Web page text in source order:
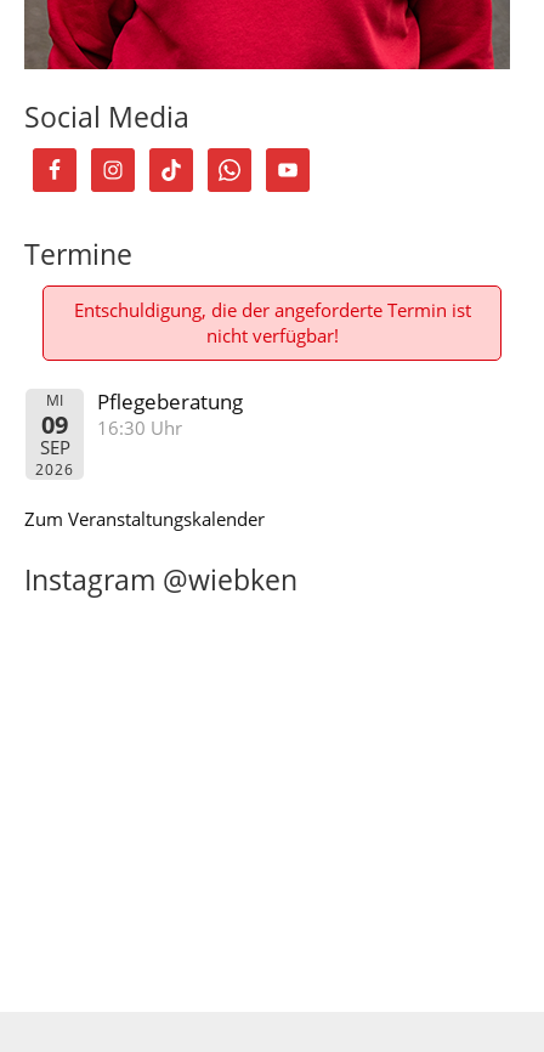
Social Media
Termine
Entschuldigung, die der angeforderte Termin ist
nicht verfügbar!
MI
09
SEP
2026
Pflegeberatung
16:30 Uhr
Zum Veranstaltungskalender
Instagram @wiebken